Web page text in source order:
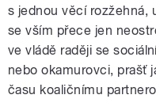
s jednou věcí rozžehná,
se vším přece jen
ve vládě raději se
nebo okamurovci, prašť
času koaličnímu